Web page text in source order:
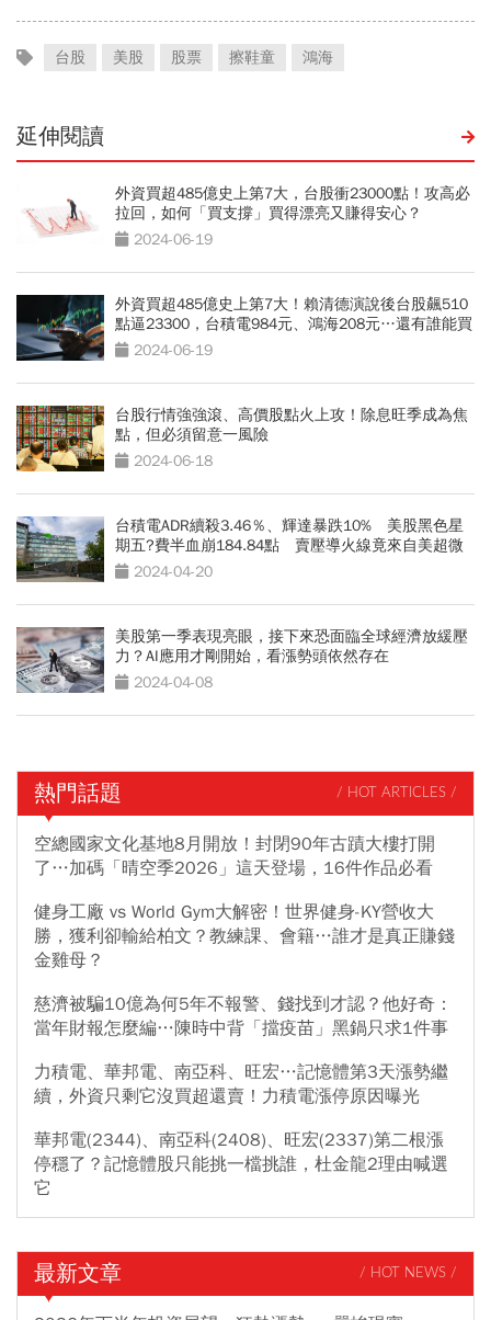
台股 美股 股票 擦鞋童 鴻海
延伸閱讀
外資買超485億史上第7大，台股衝23000點！攻高必
拉回，如何「買支撐」買得漂亮又賺得安心？
2024-06-19
外資買超485億史上第7大！賴清德演說後台股飆510
點逼23300，台積電984元、鴻海208元…還有誰能買
2024-06-19
台股行情強強滾、高價股點火上攻！除息旺季成為焦
點，但必須留意一風險
2024-06-18
台積電ADR續殺3.46％、輝達暴跌10% 美股黑色星
期五?費半血崩184.84點 賣壓導火線竟來自美超微
2024-04-20
美股第一季表現亮眼，接下來恐面臨全球經濟放緩壓
力？AI應用才剛開始，看漲勢頭依然存在
2024-04-08
熱門話題 / HOT ARTICLES /
空總國家文化基地8月開放！封閉90年古蹟大樓打開
了…加碼「晴空季2026」這天登場，16件作品必看
健身工廠 vs World Gym大解密！世界健身-KY營收大
勝，獲利卻輸給柏文？教練課、會籍…誰才是真正賺錢
金雞母？
慈濟被騙10億為何5年不報警、錢找到才認？他好奇：
當年財報怎麼編…陳時中背「擋疫苗」黑鍋只求1件事
力積電、華邦電、南亞科、旺宏…記憶體第3天漲勢繼
續，外資只剩它沒買超還賣！力積電漲停原因曝光
華邦電(2344)、南亞科(2408)、旺宏(2337)第二根漲
停穩了？記憶體股只能挑一檔挑誰，杜金龍2理由喊選
它
最新文章 / HOT NEWS /